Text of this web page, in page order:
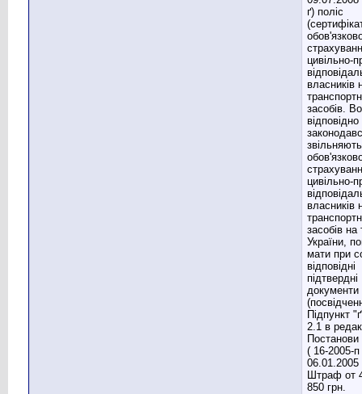
ґ) поліс
цивільно-
власників
засобів.
цивільно-
власників
засобів на
України,
мати при
відповідні
підтвердні
документи
Підпункт
2.1 в
( 16-2005-п
06.01.2005
Штраф от
850 грн.